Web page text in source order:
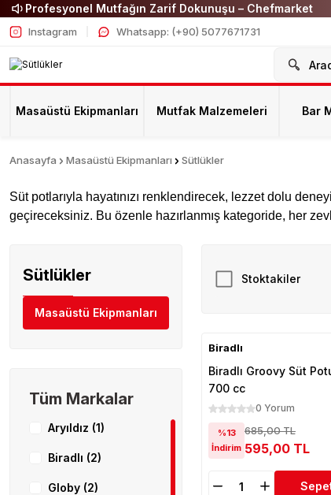
Profesyonel Mutfağın Zarif Dokunuşu – Chefmarket
Instagram Whatsapp: (+90) 5077671731
Masaüstü Ekipmanları Mutfak Malzemeleri Bar
Anasayfa Masaüstü Ekipmanları Sütlükler
Süt potlarıyla hayatınızı renklendirecek, lezzet dolu
geçireceksiniz. Bu özenle hazırlanmış kategoride, her
Sütlükler
Masaüstü Ekipmanları
Tüm Markalar
Aryıldız (1)
Biradlı (2)
Globy (2)
Stoktakiler
Biradlı
Biradlı Groovy Süt
700 cc
0 Yorum
%13
İndirim
685,00 TL
595,00 TL